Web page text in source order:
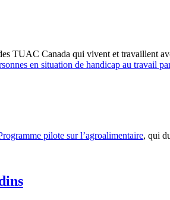
TUAC Canada qui vivent et travaillent
en situation de handicap au travail
pilote sur l’agroalimentaire, qui